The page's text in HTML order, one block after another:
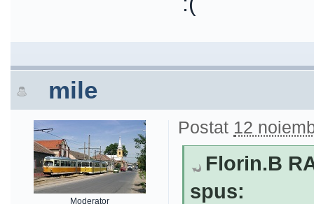
mile
Moderator
Postat 12
Florin.B
spus: